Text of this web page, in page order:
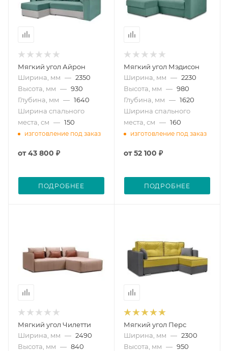
Мягкий угол Айрон
Ширина, мм — 2350
Высота, мм — 930
Глубина, мм — 1640
Ширина спального
места, см — 150
изготовление под заказ
от43 800 ₽
ПОДРОБНЕЕ
Мягкий угол Мэдисон
Ширина, мм — 2230
Высота, мм — 980
Глубина, мм — 1620
Ширина спального
места, см — 160
изготовление под заказ
от52 100 ₽
ПОДРОБНЕЕ
Мягкий угол Чилетти
Ширина, мм — 2490
Высота, мм — 840
Мягкий угол Перс
Ширина, мм — 2300
Высота, мм — 950